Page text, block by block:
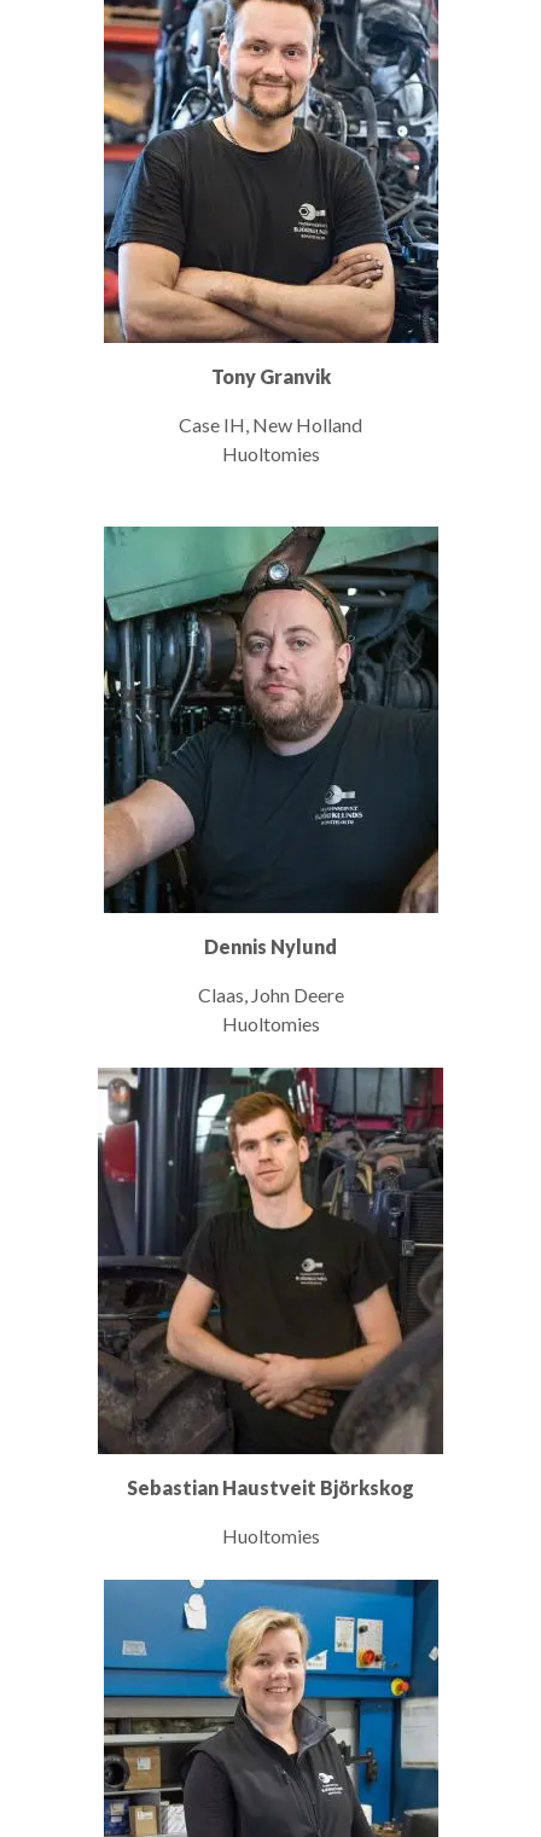
Tony Granvik
Case IH, New Holland
Huoltomies
Dennis Nylund
Claas, John Deere
Huoltomies
Sebastian Haustveit Björkskog
Huoltomies